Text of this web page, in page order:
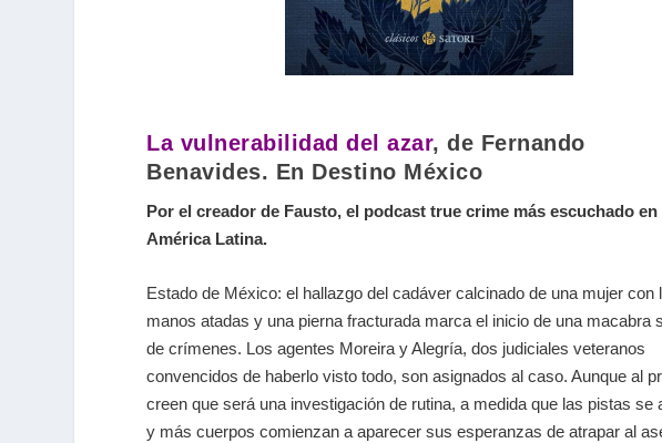
La vulnerabilidad del azar, de Fernando
Benavides. En Destino México
Por el creador de Fausto, el podcast true crime más escuchado en
América Latina.
Estado de México: el hallazgo del cadáver calcinado de una mujer con
manos atadas y una pierna fracturada marca el inicio de una macabra
de crímenes. Los agentes Moreira y Alegría, dos judiciales veteranos
convencidos de haberlo visto todo, son asignados al caso. Aunque al
creen que será una investigación de rutina, a medida que las pistas se
y más cuerpos comienzan a aparecer sus esperanzas de atrapar al